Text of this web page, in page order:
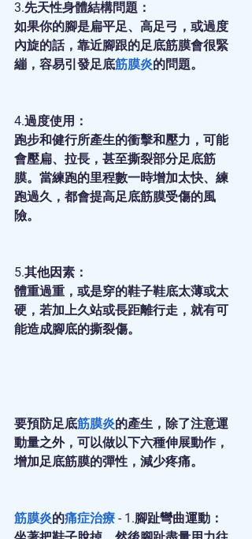
3.先天性身體結構問題：
如果你的腳是扁平足、高足弓，或過度
內旋的話，靠近腳跟的足底筋膜會很緊
繃，容易引發足底筋膜炎的問題。
4.過度使用：
跑步和健行所產生的衝擊和壓力，可能
會壓扁、拉長，甚至撕裂部分足底筋
膜。當練跑的里程數一時增加太快、練
跑過久，都會提高足底筋膜受傷的風
險。
5.其他因素：
體重過重，或是穿的鞋子鞋底太薄或太
硬，若加上久站或長距離行走，就有可
能造成腳底的撕裂傷。
要預防足底筋膜炎的產生，除了注意運
動量之外，可以做以下六種伸展動作，
增加足底筋膜的彈性，減少疼痛。
筋膜炎的痛症治療 - 1.腳趾彎曲運動：